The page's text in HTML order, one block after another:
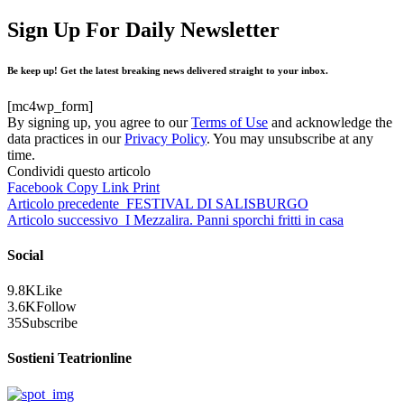
Sign Up For Daily Newsletter
Be keep up! Get the latest breaking news delivered straight to your inbox.
[mc4wp_form]
By signing up, you agree to ourTerms of Use and acknowledge the
data practices in ourPrivacy Policy. You may unsubscribe at any
time.
Condividi questo articolo
Facebook Copy Link Print
Articolo precedente FESTIVAL DI SALISBURGO
Articolo successivo I Mezzalira. Panni sporchi fritti in casa
Social
9.8KLike
3.6KFollow
35Subscribe
Sostieni Teatrionline